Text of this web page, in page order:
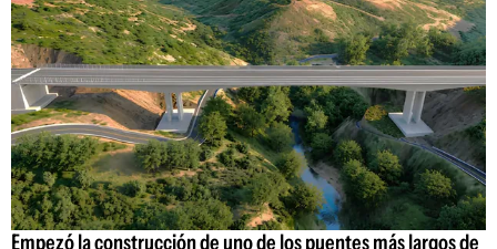
Empezó la construcción de uno de los puentes más largos de